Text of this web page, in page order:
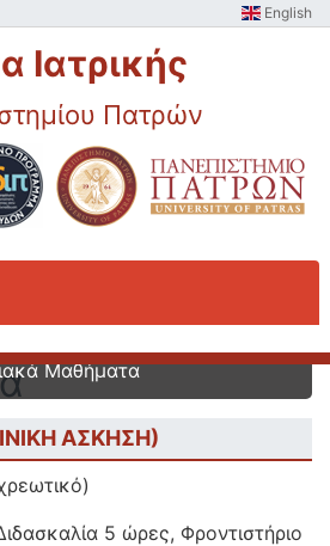
English
Ιατρικής
Πατρών
Μαθήματα
ΑΣΚΗΣΗ)
5 ώρες, Φροντιστήριο